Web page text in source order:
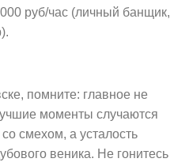
руб/час (личный банщик,
помните: главное не
моменты случаются
смехом, а усталость
веника. Не гонитесь